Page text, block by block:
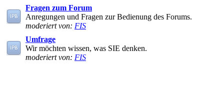
Fragen zum Forum
Anregungen und Fragen zur Bedienung des Forums.
moderiert von: FIS
Umfrage
Wir möchten wissen, was SIE denken.
moderiert von: FIS